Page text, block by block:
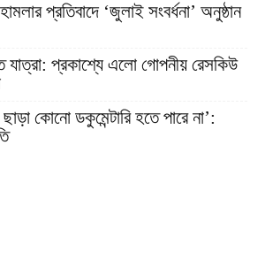
প্রতিবাদে ‘জুলাই সংবর্ধনা’ অনুষ্ঠান
যাত্রা: প্রকাশ্যে এলো গোপনীয় রেসকিউ
কোনো ডকুমেন্টারি হতে পারে না’: